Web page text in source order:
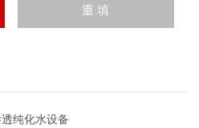
纯化水设备